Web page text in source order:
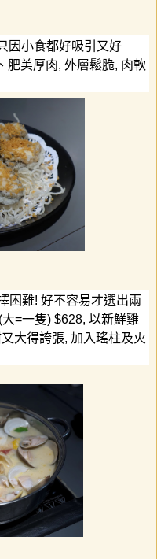
因小食都好吸引又好
肥美厚肉, 外層鬆脆, 肉軟
困難! 好不容易才選出兩
(大=一隻) $628, 以新鮮雞
大得誇張, 加入瑤柱及火